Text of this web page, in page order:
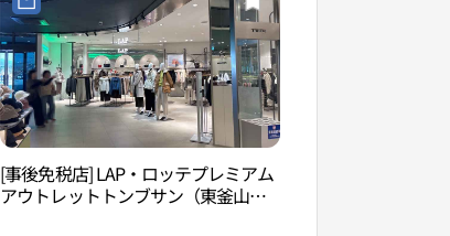
[事後免税店] LAP・ロッテプレミアム
アウトレットトンブサン（東釜山）